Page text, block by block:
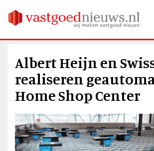
Albert Heijn en
realiseren
Home Shop Center